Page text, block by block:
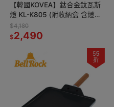
【韓國KOVEA】鈦合金鈦瓦斯
燈 KL-K805 (附收納盒 含燈芯)
戶外瓦斯露營燈 帳篷燈 野營燈
輕量便攜高山瓦斯
$4,180
$2,490
55
折